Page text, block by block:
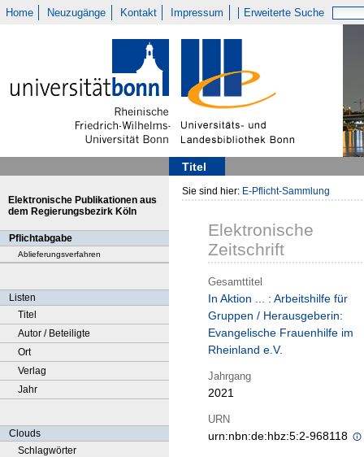
Home Neuzugänge Kontakt Impressum Erweiterte Suche
Titel
Elektronische Publikationen aus
dem Regierungsbezirk Köln
Pflichtabgabe
Ablieferungsverfahren
Listen
Titel
Autor / Beteiligte
Ort
Verlag
Jahr
Clouds
Schlagwörter
Sie sind hier: E-Pflicht-Sammlung
Elektronische
Zeitschrift
Gesamttitel
In Aktion ... : Arbeitshilfe für
Gruppen / Herausgeberin:
Evangelische Frauenhilfe im
Rheinland e.V.
Jahrgang
2021
URN
urn:nbn:de:hbz:5:2-968118